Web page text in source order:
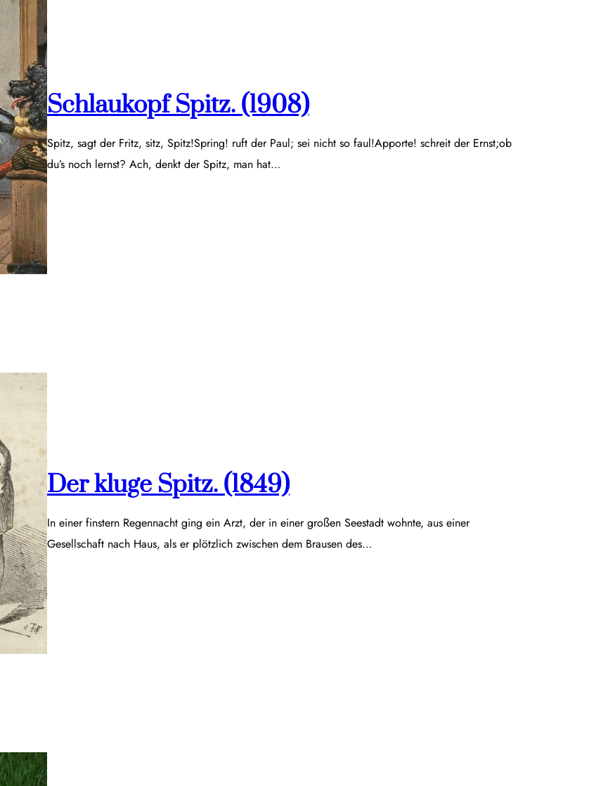
Schlaukopf Spitz. (1908)
Spitz, sagt der Fritz, sitz, Spitz!Spring! ruft der Paul; sei nicht so faul!Apporte! schreit der Ernst;ob
du’s noch lernst? Ach, denkt der Spitz, man hat…
Der kluge Spitz. (1849)
In einer finstern Regennacht ging ein Arzt, der in einer großen Seestadt wohnte, aus einer
Gesellschaft nach Haus, als er plötzlich zwischen dem Brausen des…